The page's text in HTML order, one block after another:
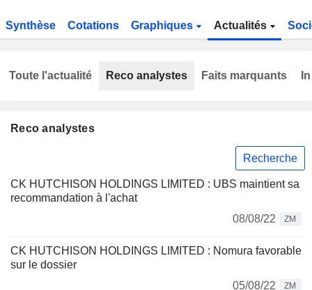
Synthèse Cotations Graphiques Actualités
Reco analystes
Recherche
CK HUTCHISON HOLDINGS LIMITED : UBS maintient sa
recommandation à l'achat
08/08/22
ZM
CK HUTCHISON HOLDINGS LIMITED : Nomura favorable
sur le dossier
05/08/22
ZM
Toute l'actualité Reco analystes Faits marquants